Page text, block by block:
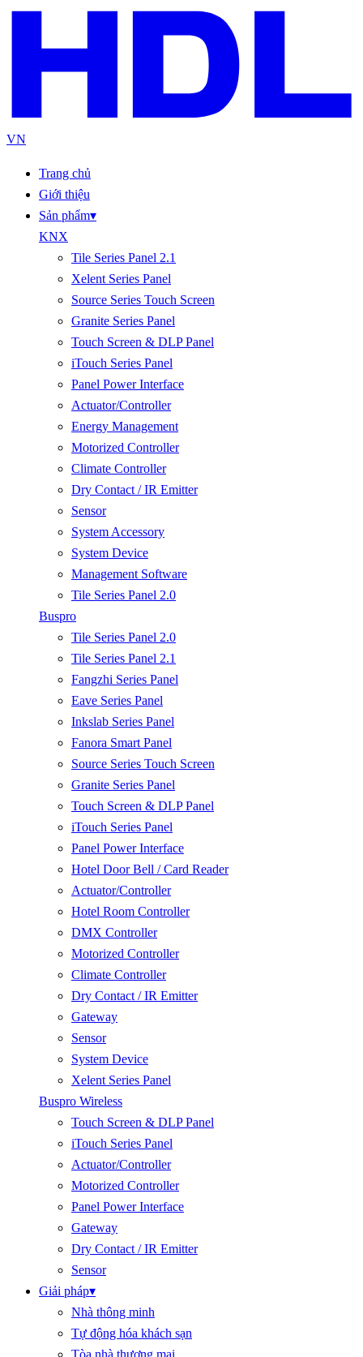
VN
Trang chủ
Giới thiệu
Sản phẩm▾
KNX
Tile Series Panel 2.1
Xelent Series Panel
Source Series Touch Screen
Granite Series Panel
Touch Screen & DLP Panel
iTouch Series Panel
Panel Power Interface
Actuator/Controller
Energy Management
Motorized Controller
Climate Controller
Dry Contact / IR Emitter
Sensor
System Accessory
System Device
Management Software
Tile Series Panel 2.0
Buspro
Tile Series Panel 2.0
Tile Series Panel 2.1
Fangzhi Series Panel
Eave Series Panel
Inkslab Series Panel
Fanora Smart Panel
Source Series Touch Screen
Granite Series Panel
Touch Screen & DLP Panel
iTouch Series Panel
Panel Power Interface
Hotel Door Bell / Card Reader
Actuator/Controller
Hotel Room Controller
DMX Controller
Motorized Controller
Climate Controller
Dry Contact / IR Emitter
Gateway
Sensor
System Device
Xelent Series Panel
Buspro Wireless
Touch Screen & DLP Panel
iTouch Series Panel
Actuator/Controller
Motorized Controller
Panel Power Interface
Gateway
Dry Contact / IR Emitter
Sensor
Giải pháp▾
Nhà thông minh
Tự động hóa khách sạn